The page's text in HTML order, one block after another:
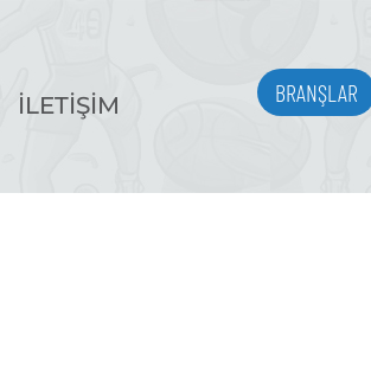
İLETİŞİM BRANŞLAR